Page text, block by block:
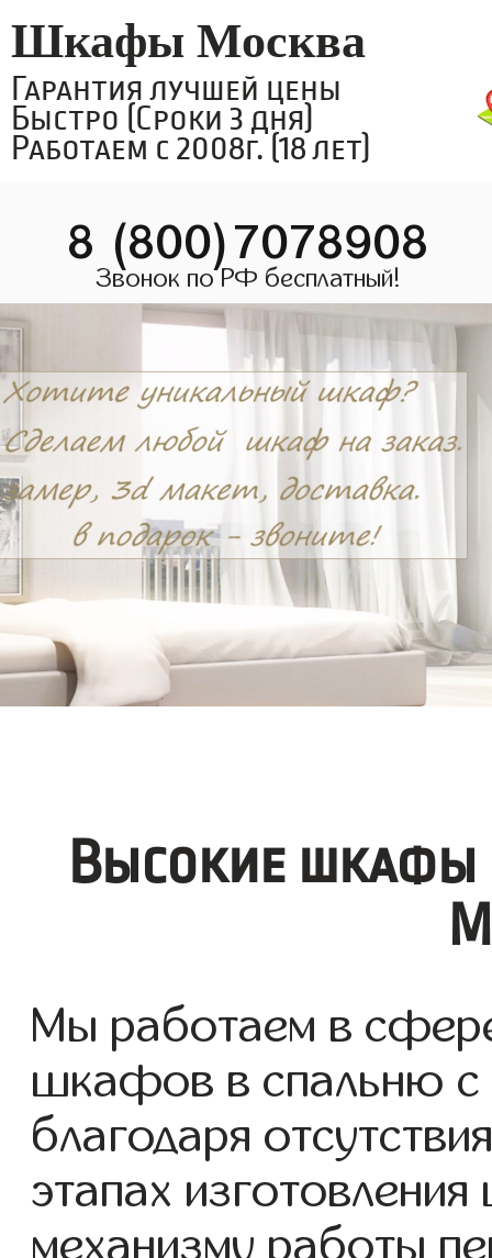
Шкафы Москва
Гарантия лучшей цены
Быстро (Сроки 3 дня)
Работаем с 2008г. (18 лет)
8 (800)7078908
Звонок по РФ бесплатный!
Высокие шкафы
Мы работаем в
шкафов в спальню с
благодаря
этапах
механизму работы